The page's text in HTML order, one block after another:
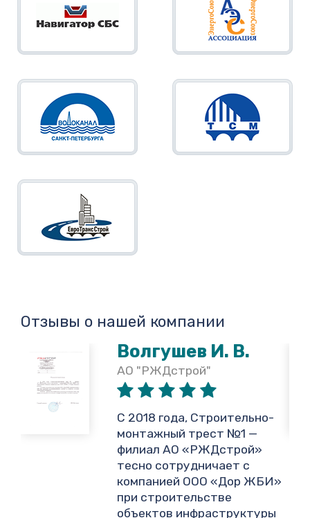
Отзывы о нашей компании
Волгушев И. В.
АО "РЖДстрой"
С 2018 года, Строительно-
монтажный трест №1 —
филиал АО «РЖДстрой»
тесно сотрудничает с
компанией ООО «Дор ЖБИ»
при строительстве
объектов инфраструктуры